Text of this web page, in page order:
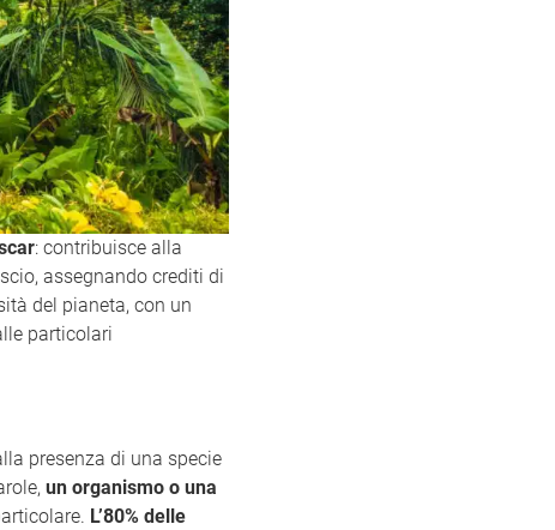
: contribuisce alla
assegnando crediti di
del pianeta, con un
particolari
presenza di una specie
un organismo o una
L’80% delle